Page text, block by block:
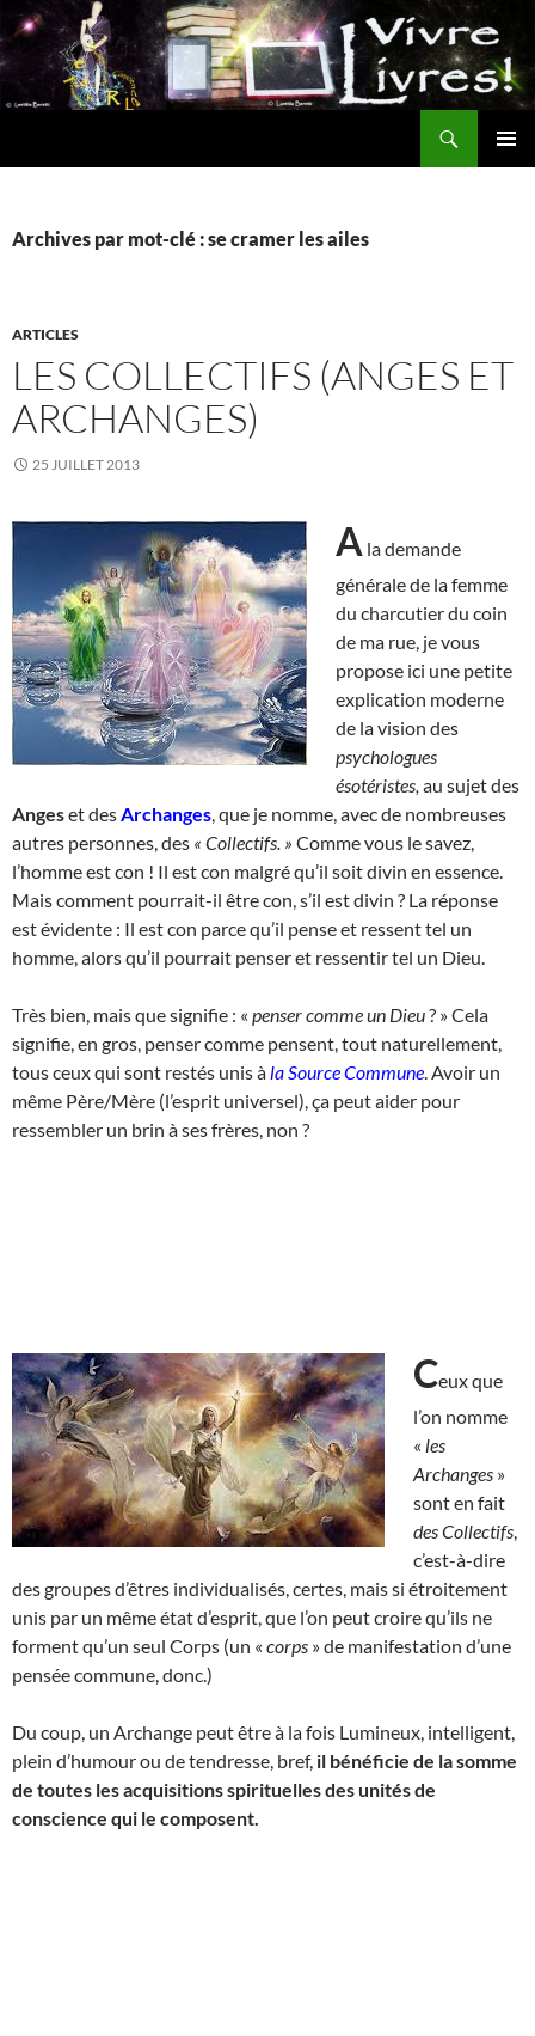
Aller
au
contenu
Archives par mot-clé : se cramer les ailes
ARTICLES
LES COLLECTIFS (ANGES ET
ARCHANGES)
25 JUILLET 2013
A la demande
générale de la femme
du charcutier du coin
de ma rue, je vous
propose ici une petite
explication moderne
de la vision des
psychologues
ésotéristes, au sujet des
Angeset des Archanges , que je nomme, avec de nombreuses
autres personnes, des « Collectifs. » Comme vous le savez,
l’homme est con ! Il est con malgré qu’il soit divin en essence.
Mais comment pourrait-il être con, s’il est divin ? La réponse
est évidente : Il est con parce qu’il pense et ressent tel un
homme, alors qu’il pourrait penser et ressentir tel un Dieu.
Très bien, mais que signifie : « penser comme un Dieu? » Cela
signifie, en gros, penser comme pensent, tout naturellement,
tous ceux qui sont restés unis à la Source Commune . Avoir un
même Père/Mère (l’esprit universel), ça peut aider pour
ressembler un brin à ses frères, non ?
Ceux que
l’on nomme
« les
Archanges »
sont en fait
des Collectifs
c’est-à-dire
des groupes d’êtres individualisés, certes, mais si étroitement
unis par un même état d’esprit, que l’on peut croire qu’ils ne
forment qu’un seul Corps (un « corps » de manifestation d’une
pensée commune, donc.)
Du coup, un Archange peut être à la fois Lumineux, intelligent,
plein d’humour ou de tendresse, bref, il bénéficie de la somme
de toutes les acquisitions spirituelles des unités de
conscience qui le composent.